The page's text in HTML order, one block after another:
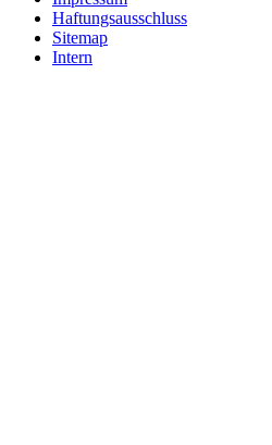
Haftungsausschluss
Sitemap
Intern